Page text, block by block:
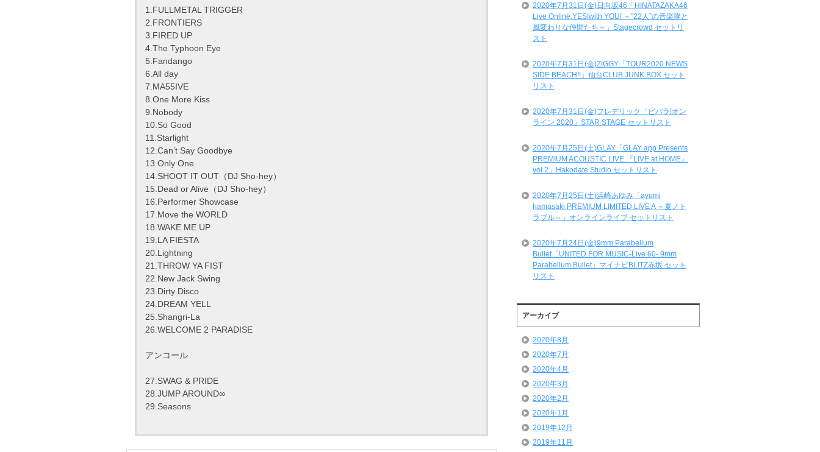
1.FULLMETAL TRIGGER
2.FRONTIERS
3.FIRED UP
4.The Typhoon Eye
5.Fandango
6.All day
7.MA55IVE
8.One More Kiss
9.Nobody
10.So Good
11.Starlight
12.Can’t Say Goodbye
13.Only One
14.SHOOT IT OUT（DJ Sho-hey）
15.Dead or Alive（DJ Sho-hey）
16.Performer Showcase
17.Move the WORLD
18.WAKE ME UP
19.LA FIESTA
20.Lightning
21.THROW YA FIST
22.New Jack Swing
23.Dirty Disco
24.DREAM YELL
25.Shangri-La
26.WELCOME 2 PARADISE
アンコール
27.SWAG & PRIDE
28.JUMP AROUND∞
29.Seasons
2020年7月31日(金)日向坂46「HINATAZAKA46
Live Online,YES!with YOU! ～”22人”の音楽隊と
風変わりな仲間たち～」Stagecrowd セットリ
スト
2020年7月31日(金)ZIGGY「TOUR2020 NEWS
SIDE BEACH!!」仙台CLUB JUNK BOX セット
リスト
2020年7月31日(金)フレデリック「ビバラ!オン
ライン 2020」STAR STAGE セットリスト
2020年7月25日(土)GLAY「GLAY app Presents
PREMIUM ACOUSTIC LIVE 『LIVE at HOME』
vol.2」Hakodate Studio セットリスト
2020年7月25日(土)浜崎あゆみ「ayumi
hamasaki PREMIUM LIMITED LIVE A ～夏ノト
ラブル～」オンラインライブ セットリスト
2020年7月24日(金)9mm Parabellum
Bullet「UNITED FOR MUSIC-Live 60- 9mm
Parabellum Bullet」マイナビBLITZ赤坂 セット
リスト
アーカイブ
2020年8月
2020年7月
2020年4月
2020年3月
2020年2月
2020年1月
2019年12月
2019年11月